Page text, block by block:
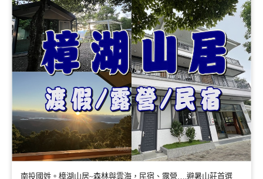
南投國姓。樟湖山居~森林與雲海，民宿、露營….避暑山莊首選